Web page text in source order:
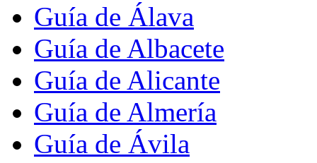
Guía de Álava
Guía de Albacete
Guía de Alicante
Guía de Almería
Guía de Ávila